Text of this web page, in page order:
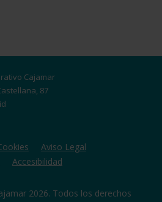
Cajamar
87
Aviso Legal
Accesibilidad
2026. Todos los derechos